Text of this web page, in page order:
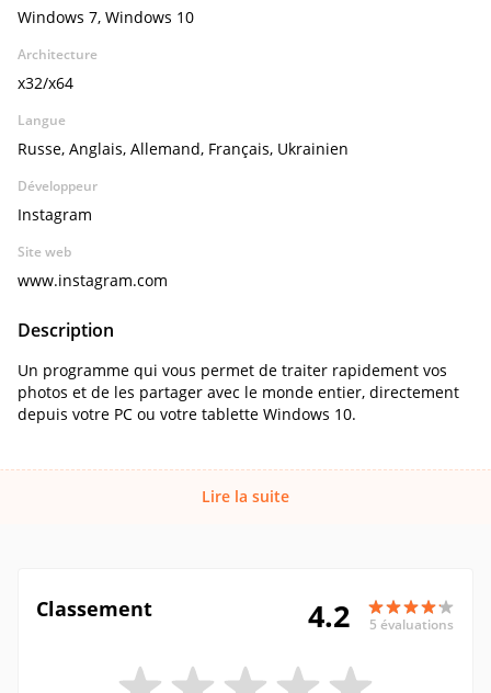
Windows 7, Windows 10
Architecture
x32/x64
Langue
Russe, Anglais, Allemand, Français, Ukrainien
Développeur
Instagram
Site web
www.instagram.com
Description
Un programme qui vous permet de traiter rapidement vos
photos et de les partager avec le monde entier, directement
depuis votre PC ou votre tablette Windows 10.
Lire la suite
Classement 4.2 5 évaluations